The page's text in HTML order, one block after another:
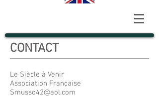
CONTACT
Le Siècle à Venir
Association Française
Smusso42@aol.com